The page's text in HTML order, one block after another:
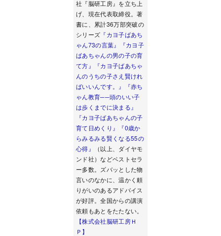
社『脳研工房』を立ち上
げ、現在代表取締役。著
書に、累計36万部突破の
シリーズ 『カヨ子ばあち
ゃん73の言葉』
『カヨ子
ばあちゃんの男の子の育
て方』
『カヨ子ばあちゃ
んのうちの子さえ賢けれ
ばいいんです。』
『赤ち
ゃん教育──頭のいい子
は歩くまでに決まる』
『カヨ子ばあちゃんの子
育て日めくり』
『0歳か
らみるみる賢くなる55の
心得』
（以上、ダイヤモ
ンド社）などベストセラ
ー多数。ズバッとした物
言いのなかに、温かく頼
りがいのあるアドバイス
が好評。全国からの講演
依頼もあとをたたない。
【株式会社脳研工房Ｈ
Ｐ】